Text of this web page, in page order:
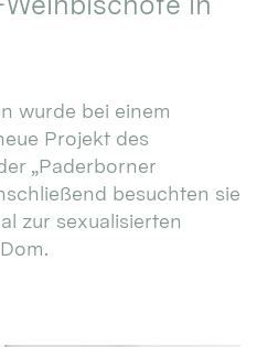
wurde bei einem
Projekt des
„Paderborner
besuchten sie
zur sexualisierten